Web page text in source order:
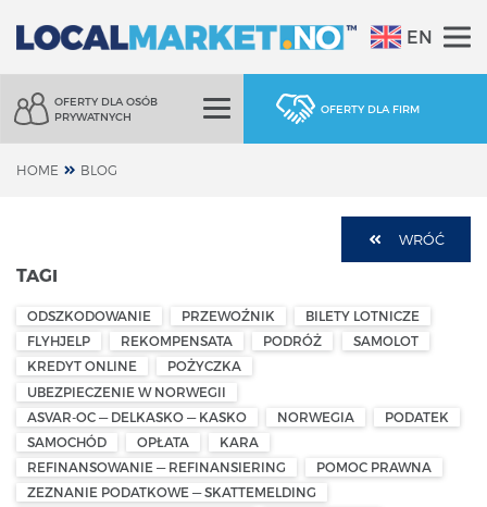
EN
OFERTY DLA OSÓB
PRYWATNYCH
OFERTY DLA FIRM
HOME BLOG
WRÓĆ
TAGI
ODSZKODOWANIE PRZEWOŹNIK
BILETY LOTNICZE
FLYHJELP
REKOMPENSATA PODRÓŻ
SAMOLOT
KREDYT ONLINE
POŻYCZKA
UBEZPIECZENIE W NORWEGII
ASVAR-OC — DELKASKO — KASKO
NORWEGIA
PODATEK
SAMOCHÓD
OPŁATA
KARA
REFINANSOWANIE — REFINANSIERING
POMOC PRAWNA
ZEZNANIE PODATKOWE — SKATTEMELDING